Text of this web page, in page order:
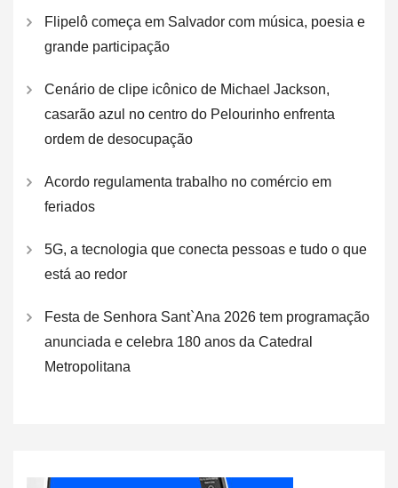
Flipelô começa em Salvador com música, poesia e
grande participação
Cenário de clipe icônico de Michael Jackson,
casarão azul no centro do Pelourinho enfrenta
ordem de desocupação
Acordo regulamenta trabalho no comércio em
feriados
5G, a tecnologia que conecta pessoas e tudo o que
está ao redor
Festa de Senhora Sant`Ana 2026 tem programação
anunciada e celebra 180 anos da Catedral
Metropolitana